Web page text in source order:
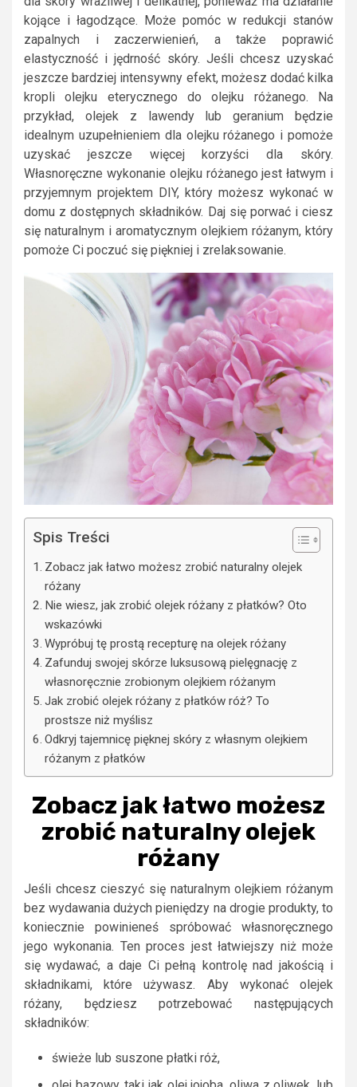
kojące i łagodzące. Może pomóc w redukcji stanów
zapalnych i zaczerwienień, a także poprawić
elastyczność i jędrność skóry. Jeśli chcesz uzyskać
jeszcze bardziej intensywny efekt, możesz dodać kilka
kropli olejku eterycznego do olejku różanego. Na
przykład, olejek z lawendy lub geranium będzie
idealnym uzupełnieniem dla olejku różanego i pomoże
uzyskać jeszcze więcej korzyści dla skóry.
Własnoręczne wykonanie olejku różanego jest łatwym i
przyjemnym projektem DIY, który możesz wykonać w
domu z dostępnych składników. Daj się porwać i ciesz
się naturalnym i aromatycznym olejkiem różanym, który
pomoże Ci poczuć się piękniej i zrelaksowanie.
Spis Treści
Zobacz jak łatwo możesz zrobić naturalny olejek
różany
Nie wiesz, jak zrobić olejek różany z płatków? Oto
wskazówki
Wypróbuj tę prostą recepturę na olejek różany
Zafunduj swojej skórze luksusową pielęgnację z
własnoręcznie zrobionym olejkiem różanym
Jak zrobić olejek różany z płatków róż? To
prostsze niż myślisz
Odkryj tajemnicę pięknej skóry z własnym olejkiem
różanym z płatków
Zobacz jak łatwo możesz
zrobić naturalny olejek
różany
Jeśli chcesz cieszyć się naturalnym olejkiem różanym
bez wydawania dużych pieniędzy na drogie produkty, to
koniecznie powinieneś spróbować własnoręcznego
jego wykonania. Ten proces jest łatwiejszy niż może
się wydawać, a daje Ci pełną kontrolę nad jakością i
składnikami, które używasz. Aby wykonać olejek
różany, będziesz potrzebować następujących
składników:
świeże lub suszone płatki róż,